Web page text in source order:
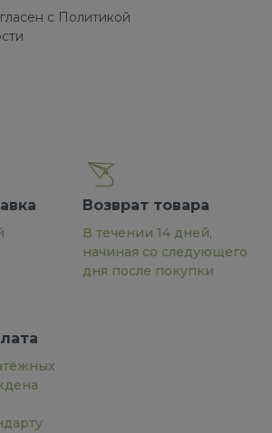
с Политикой
Возврат товара
В течении 14 дней,
начиная со следующего
дня после покупки